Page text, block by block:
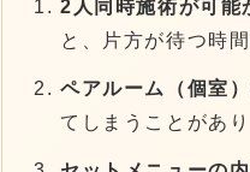
2人同時施術が可能
と、片方が待つ時
ペアルーム（個室
てしまうことがあ